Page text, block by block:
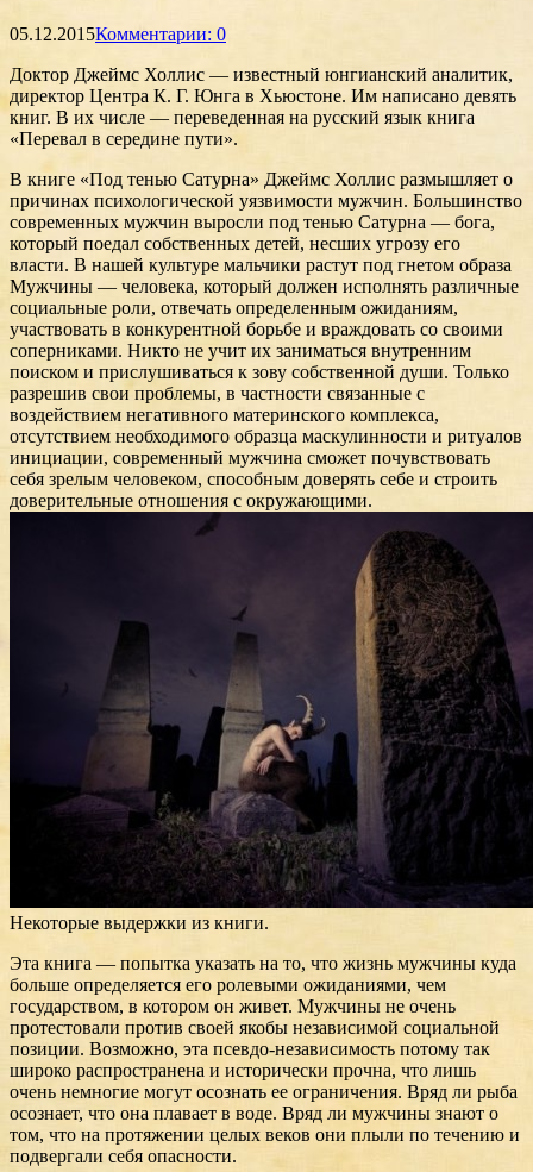
05.12.2015Комментарии: 0
Доктор Джеймс Холлис — известный юнгианский аналитик,
директор Центра К. Г. Юнга в Хьюстоне. Им написано девять
книг. В их числе — переведенная на русский язык книга
«Перевал в середине пути».
В книге «Под тенью Сатурна» Джеймс Холлис размышляет о
причинах психологической уязвимости мужчин. Большинство
современных мужчин выросли под тенью Сатурна — бога,
который поедал собственных детей, несших угрозу его
власти. В нашей культуре мальчики растут под гнетом образа
Мужчины — человека, который должен исполнять различные
социальные роли, отвечать определенным ожиданиям,
участвовать в конкурентной борьбе и враждовать со своими
соперниками. Никто не учит их заниматься внутренним
поиском и прислушиваться к зову собственной души. Только
разрешив свои проблемы, в частности связанные с
воздействием негативного материнского комплекса,
отсутствием необходимого образца маскулинности и ритуалов
инициации, современный мужчина сможет почувствовать
себя зрелым человеком, способным доверять себе и строить
доверительные отношения с окружающими.
Некоторые выдержки из книги.
Эта книга — попытка указать на то, что жизнь мужчины куда
больше определяется его ролевыми ожиданиями, чем
государством, в котором он живет. Мужчины не очень
протестовали против своей якобы независимой социальной
позиции. Возможно, эта псевдо-независимость потому так
широко распространена и исторически прочна, что лишь
очень немногие могут осознать ее ограничения. Вряд ли рыба
осознает, что она плавает в воде. Вряд ли мужчины знают о
том, что на протяжении целых веков они плыли по течению и
подвергали себя опасности.